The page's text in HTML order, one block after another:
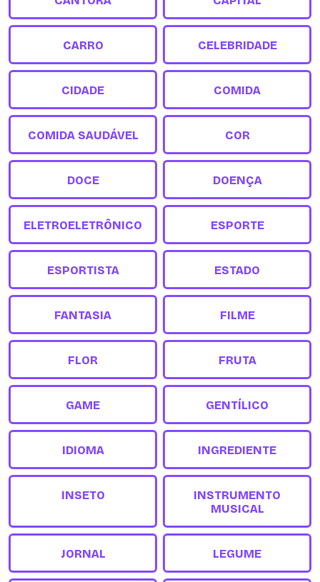
CARRO CELEBRIDADE
CIDADE COMIDA
COMIDA SAUDÁVEL COR
DOCE DOENÇA
ELETROELETRÔNICO ESPORTE
ESPORTISTA ESTADO
FANTASIA FILME
FLOR FRUTA
GAME GENTÍLICO
IDIOMA INGREDIENTE
INSETO
INSTRUMENTO
MUSICAL
JORNAL LEGUME